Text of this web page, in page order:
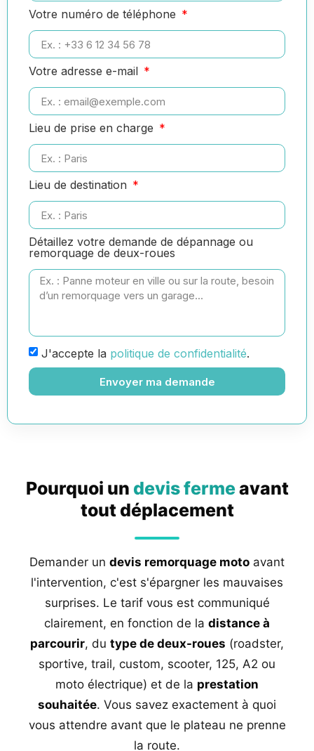
Votre numéro de téléphone
Votre adresse e-mail
Lieu de prise en charge
Lieu de destination
Détaillez votre demande de dépannage ou
remorquage de deux-roues
J'accepte la politique de confidentialité.
Envoyer ma demande
Pourquoi un devis fermeavant
tout déplacement
Demander un devis remorquage moto avant
l'intervention, c'est s'épargner les mauvaises
surprises. Le tarif vous est communiqué
clairement, en fonction de la distance à
parcourir, du type de deux-roues (roadster,
sportive, trail, custom, scooter, 125, A2 ou
moto électrique) et de la prestation
souhaitée. Vous savez exactement à quoi
vous attendre avant que le plateau ne prenne
la route.